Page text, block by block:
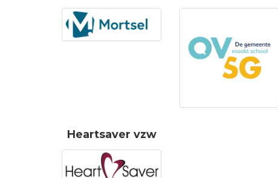
Heartsaver vzw